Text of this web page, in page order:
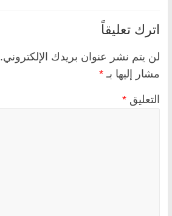
اترك تعليقاً
لن يتم نشر عنوان بريدك الإلكتروني.
مشار إليها بـ *
التعليق *